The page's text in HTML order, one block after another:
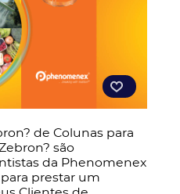
de Colunas para
são
da Phenomenex
prestar um